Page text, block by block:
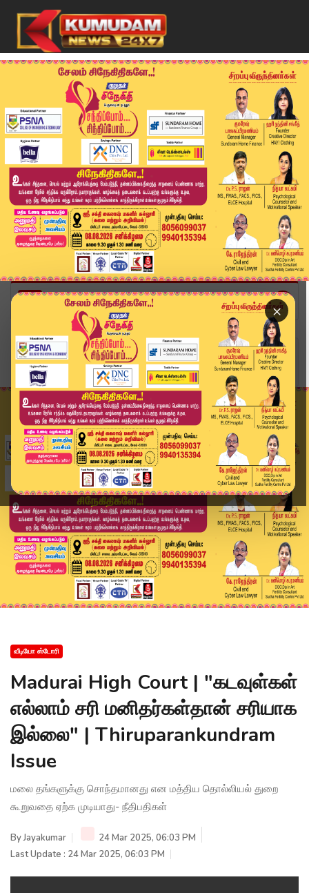
×
Home
வீடியோ ஸ்டோரி
Madurai High Court | "கடவுள்கள் எல்லாம் சரி மனி...
வீடியோ ஸ்டோரி
Madurai High Court | "கடவுள்கள்
எல்லாம் சரி மனிதர்கள்தான் சரியாக
இல்லை" | Thiruparankundram
Issue
மலை தங்களுக்கு சொந்தமானது என மத்திய தொல்லியல் துறை
கூறுவதை ஏற்க முடியாது- நீதிபதிகள்
ByJayakumar
24 Mar 2025, 06:03 PM
Last Update : 24 Mar 2025, 06:03 PM